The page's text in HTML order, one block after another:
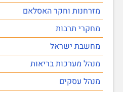
מזרחנות וחקר האסלאם
מחקרי תרבות
מחשבת ישראל
מנהל מערכות בריאות
מנהל עסקים